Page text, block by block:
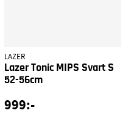
LAZER
Lazer Tonic MIPS Svart S
52-56cm
999:-